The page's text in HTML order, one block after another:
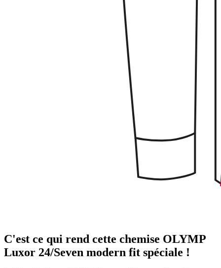
C'est ce qui rend cette chemise OLYMP
Luxor 24/Seven modern fit spéciale !